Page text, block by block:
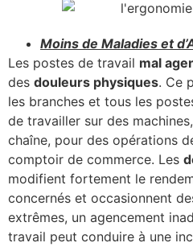
Moins de Maladies et
Les postes de travail mal
des douleurs physiques. Ce
les branches et tous les
de travailler sur des
chaîne, pour des opérations
comptoir de commerce. Les
modifient fortement le
concernés et occasionnent
extrêmes, un agencement
travail peut conduire à une